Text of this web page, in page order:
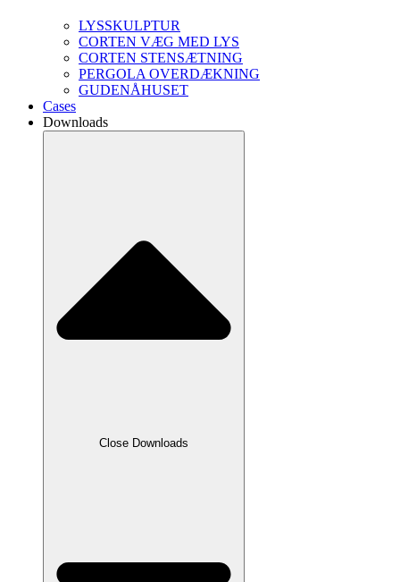
LYSSKULPTUR
CORTEN VÆG MED LYS
CORTEN STENSÆTNING
PERGOLA OVERDÆKNING
GUDENÅHUSET
Cases
Downloads
Close Downloads